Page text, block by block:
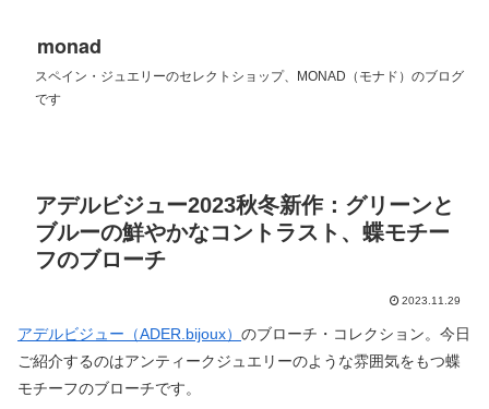
monad
スペイン・ジュエリーのセレクトショップ、MONAD（モナド）のブログ
です
アデルビジュー2023秋冬新作：グリーンと
ブルーの鮮やかなコントラスト、蝶モチー
フのブローチ
2023.11.29
アデルビジュー（ADER.bijoux） のブローチ・コレクション。今日
ご紹介するのはアンティークジュエリーのような雰囲気をもつ蝶
モチーフのブローチです。